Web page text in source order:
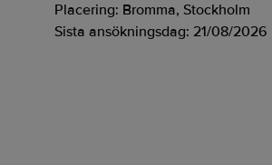
Placering: Bromma, Stockholm
Sista ansökningsdag: 21/08/2026